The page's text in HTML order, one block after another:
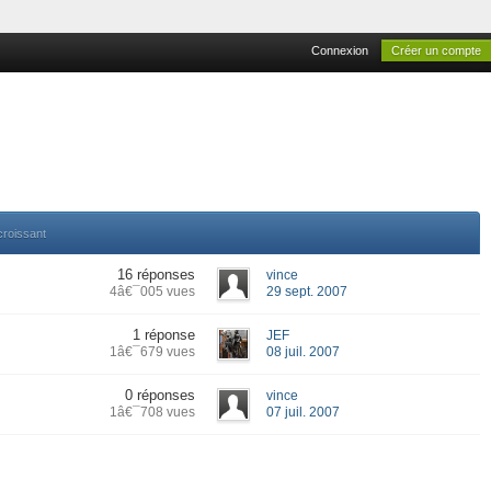
Connexion Créer un compte
16 réponses
4â€¯005 vues
vince
29 sept. 2007
1 réponse
1â€¯679 vues
JEF
08 juil. 2007
0 réponses
1â€¯708 vues
vince
07 juil. 2007